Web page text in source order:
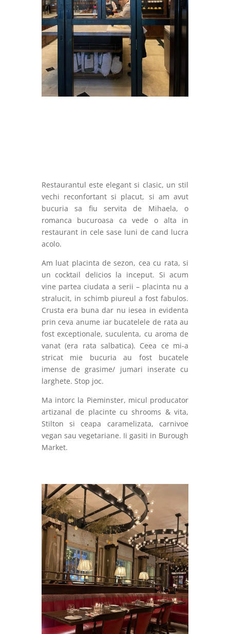
Restaurantul este elegant si clasic, un stil
vechi reconfortant si placut, si am avut
bucuria sa fiu servita de Mihaela, o
romanca bucuroasa ca vede o alta in
restaurant in cele sase luni de cand lucra
acolo.
Am luat placinta de sezon, cea cu rata, si
un cocktail delicios la inceput. Si acum
vine partea ciudata a serii – placinta nu a
stralucit, in schimb piureul a fost fabulos.
Crusta era buna dar nu iesea in evidenta
prin ceva anume iar bucatelele de rata au
fost exceptionale, suculenta, cu aroma de
vanat (era rata salbatica). Ceea ce mi-a
stricat mie bucuria au fost bucatele
imense de grasime/ jumari inserate cu
larghete. Stop joc.
Ma intorc la Pieminster, micul producator
artizanal de placinte cu shrooms & vita,
Stilton si ceapa caramelizata, carnivoe
vegan sau vegetariane. Ii gasiti in Burough
Market.